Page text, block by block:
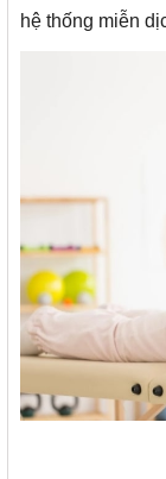
hệ thống miễn